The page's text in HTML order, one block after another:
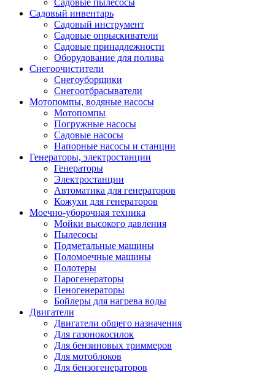
Садовые пылесосы
Садовый инвентарь
Садовый инструмент
Садовые опрыскиватели
Садовые принадлежности
Оборудование для полива
Снегоочистители
Снегоуборщики
Снегоотбрасыватели
Мотопомпы, водяные насосы
Мотопомпы
Погружные насосы
Садовые насосы
Напорные насосы и станции
Генераторы, электростанции
Генераторы
Электростанции
Автоматика для генераторов
Кожухи для генераторов
Моечно-уборочная техника
Мойки высокого давления
Пылесосы
Подметальные машины
Поломоечные машины
Полотеры
Парогенераторы
Пеногенераторы
Бойлеры для нагрева воды
Двигатели
Двигатели общего назначения
Для газонокосилок
Для бензиновых триммеров
Для мотоблоков
Для бензогенераторов